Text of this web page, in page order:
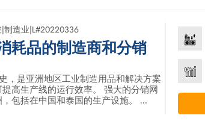
|制造业|L#20220336
耗品的制造商和分销
，是亚洲地区工业制造用品和解决方案
高生产线的运行效率。 强大的分销网
包括在中国和泰国的生产设施。 ...